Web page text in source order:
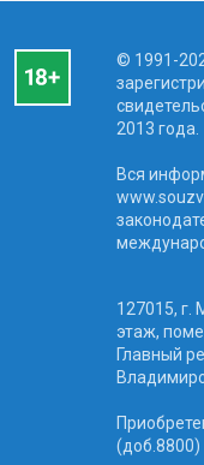
© 1991-
2013 года.
Вся
127015, г.
этаж,
Главный
(доб.8800)